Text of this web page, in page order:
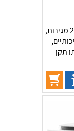
שידה לחדר השינה דגם מילאנו. שידת2 מגירות,
תקן